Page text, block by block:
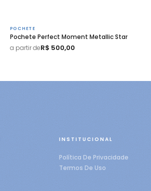
POCHETE
Pochete Perfect Moment Metallic Star
a partir deR$ 500,00
INSTITUCIONAL
Política De Privacidade
Termos De Uso